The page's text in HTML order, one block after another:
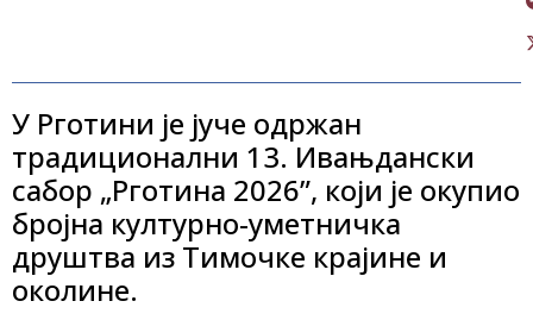
У Рготини је јуче одржан
традиционални 13. Ивањдански
сабор „Рготина 2026”, који је окупио
бројна културно-уметничка
друштва из Тимочке крајине и
околине.